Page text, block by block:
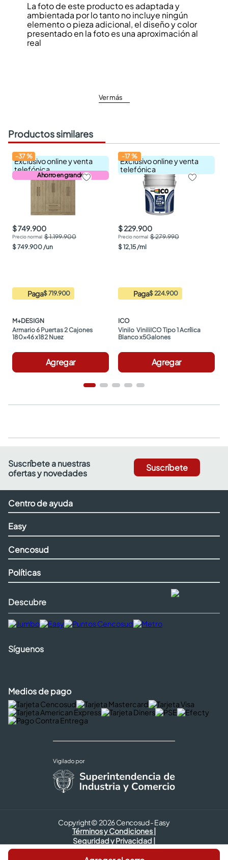
La foto de este producto es adaptada y
ambientada por lo tanto no incluye ningún
elemento o pieza adicional, el diseño y color
presentado en la foto es una aproximación al
real
Ver más
Productos similares
Exclusivo online y venta
telefónica
Ahorro en grande
-37%
$ 749.900
$ 1.199.900
$749.900 /un
Paga$ 719.900
M+DESIGN
Armario 6 Puertas 2 Cajones
180x46 x182 Nuez
Agregar
Exclusivo online y venta
telefónica
-17%
$ 229.900
$ 279.990
$12,15 /ml
Paga$ 224.900
ICO
Vinilo  ViniliICO Tipo 1 Acrílica
Blanco x5Galones
Agregar
Suscríbete a nuestras
ofertas y novedades
Suscríbete
Centro de ayuda
Easy
Cencosud
Políticas
Descubre
Síguenos
Medios de pago
Copyright © 2026 Cencosud - Easy
Términos y Condiciones |
Seguridad y Privacidad |
Código de ética